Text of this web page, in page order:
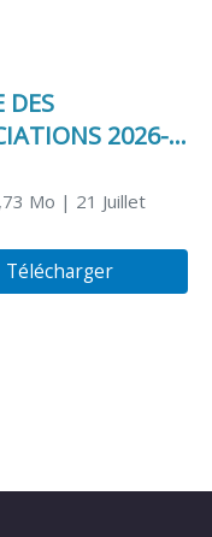
DES
2026-
Mo | 21 Juillet
Télécharger